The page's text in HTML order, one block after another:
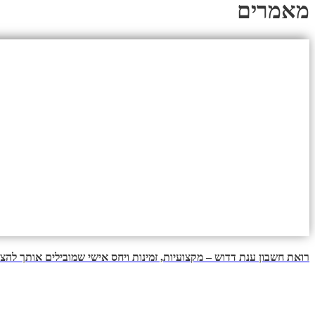
מאמרים
רואת חשבון ענת דדוש – מקצועיות, זמינות ויחס אישי שמובילים אותך